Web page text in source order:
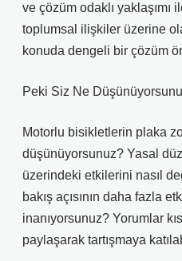
ve çözüm odaklı yaklaşımı
toplumsal ilişkiler üzerine
konuda dengeli bir çözüm
Peki Siz Ne
Motorlu bisikletlerin plaka
düşünüyorsunuz? Yasal
üzerindeki etkilerini nasıl
bakış açısının daha fazla
inanıyorsunuz? Yorumlar
paylaşarak tartışmaya